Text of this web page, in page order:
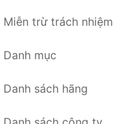
Miễn trừ trách nhiệm
Danh mục
Danh sách hãng